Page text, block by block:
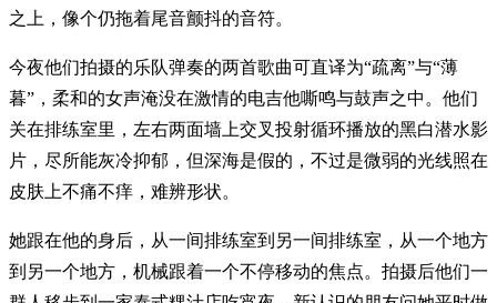
之上，像个仍拖着尾音颤抖的音符。
今夜他们拍摄的乐队弹奏的两首歌曲可直译为“疏离”与“薄
暮”，柔和的女声淹没在激情的电吉他嘶鸣与鼓声之中。他们
关在排练室里，左右两面墙上交叉投射循环播放的黑白潜水影
片，尽所能灰冷抑郁，但深海是假的，不过是微弱的光线照在
皮肤上不痛不痒，难辨形状。
她跟在他的身后，从一间排练室到另一间排练室，从一个地方
到另一个地方，机械跟着一个不停移动的焦点。拍摄后他们一